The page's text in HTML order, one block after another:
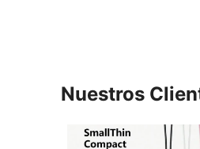
Nuestros